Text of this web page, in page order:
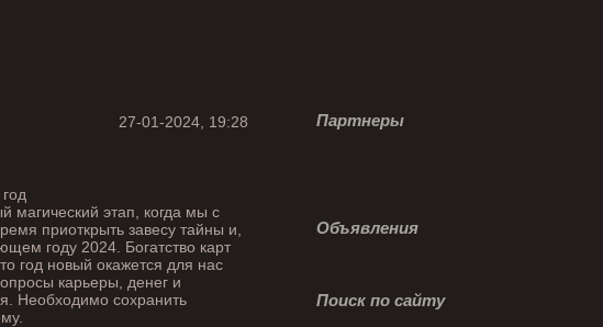
27-01-2024, 19:28
магический этап, когда мы с
приоткрыть завесу тайны и,
году 2024. Богатство карт
год новый окажется для нас
карьеры, денег и
Необходимо сохранить
Партнеры
Объявления
Поиск по сайту